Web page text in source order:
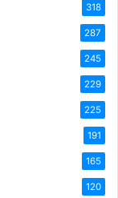
318
287
245
229
225
191
165
120